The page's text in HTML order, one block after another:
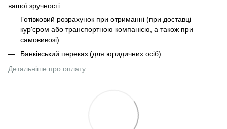
вашої зручності:
Готівковий розрахунок при отриманні (при доставці
кур'єром або транспортною компанією, а також при
самовивозі)
Банківський переказ (для юридичних осіб)
Детальніше про оплату